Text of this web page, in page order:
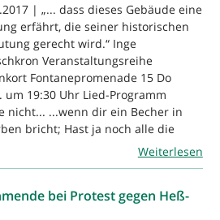
| „... dass dieses Gebäude eine
erfährt, die seiner historischen
gerecht wird.“ Inge
Veranstaltungsreihe
Fontanepromenade 15 Do
um 19:30 Uhr Lied-Programm
nicht... ...wenn dir ein Becher in
bricht; Hast ja noch alle die
Weiterlesen
bei Protest gegen Heß-